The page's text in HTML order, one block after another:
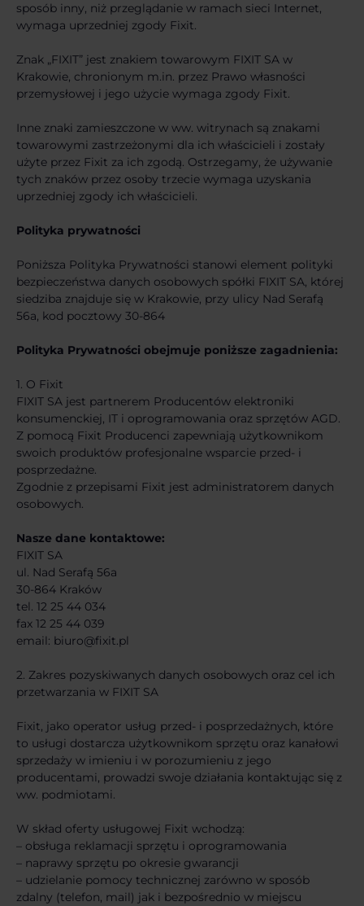
sposób inny, niż przeglądanie w ramach sieci Internet,
wymaga uprzedniej zgody Fixit.
Znak „FIXIT” jest znakiem towarowym FIXIT SA w
Krakowie, chronionym m.in. przez Prawo własności
przemysłowej i jego użycie wymaga zgody Fixit.
Inne znaki zamieszczone w ww. witrynach są znakami
towarowymi zastrzeżonymi dla ich właścicieli i zostały
użyte przez Fixit za ich zgodą. Ostrzegamy, że używanie
tych znaków przez osoby trzecie wymaga uzyskania
uprzedniej zgody ich właścicieli.
Polityka prywatności
Poniższa Polityka Prywatności stanowi element polityki
bezpieczeństwa danych osobowych spółki FIXIT SA, której
siedziba znajduje się w Krakowie, przy ulicy Nad Serafą
56a, kod pocztowy 30-864
Polityka Prywatności obejmuje poniższe zagadnienia:
1. O Fixit
FIXIT SA jest partnerem Producentów elektroniki
konsumenckiej, IT i oprogramowania oraz sprzętów AGD.
Z pomocą Fixit Producenci zapewniają użytkownikom
swoich produktów profesjonalne wsparcie przed- i
posprzedażne.
Zgodnie z przepisami Fixit jest administratorem danych
osobowych.
Nasze dane kontaktowe:
FIXIT SA
ul. Nad Serafą 56a
30-864 Kraków
tel. 12 25 44 034
fax 12 25 44 039
email: biuro@fixit.pl
2. Zakres pozyskiwanych danych osobowych oraz cel ich
przetwarzania w FIXIT SA
Fixit, jako operator usług przed- i posprzedażnych, które
to usługi dostarcza użytkownikom sprzętu oraz kanałowi
sprzedaży w imieniu i w porozumieniu z jego
producentami, prowadzi swoje działania kontaktując się z
ww. podmiotami.
W skład oferty usługowej Fixit wchodzą:
– obsługa reklamacji sprzętu i oprogramowania
– naprawy sprzętu po okresie gwarancji
– udzielanie pomocy technicznej zarówno w sposób
zdalny (telefon, mail) jak i bezpośrednio w miejscu